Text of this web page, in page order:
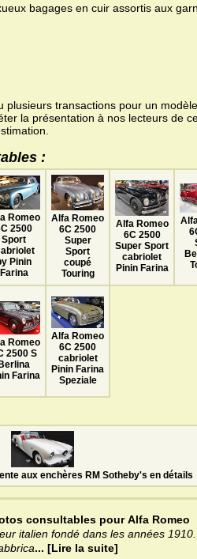
bagages en cuir assortis aux
plusieurs transactions pour un modèle
la présentation à nos lecteurs de
:
Romeo
2500
Sport
Pinin
Farina
Alfa Romeo
6C 2500
Super
Sport
coupé
Touring
Alfa Romeo
6C 2500
Super Sport
cabriolet
Pinin Farina
Romeo
2500 S
Farina
Alfa Romeo
6C 2500
cabriolet
Pinin Farina
Speziale
aux enchères RM Sotheby's en détails
consultables pour Alfa Romeo
italien fondé dans les années 1910.
... [Lire la suite]